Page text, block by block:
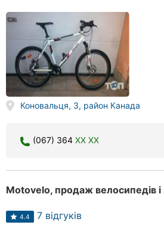
Коновальця, 3, район Канада
(067) 364 XX XX
Motovelo, продаж велосипедів і
4.4 7 відгуків